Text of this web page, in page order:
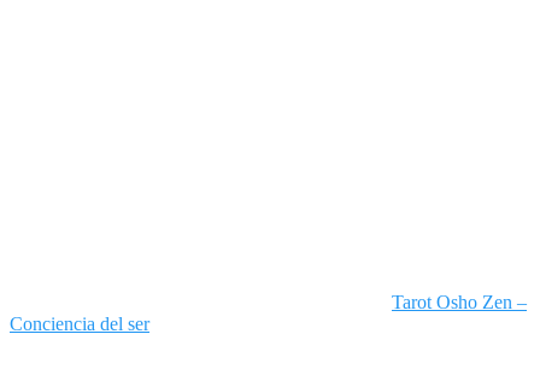
Tarot Osho Zen –
Conciencia del ser